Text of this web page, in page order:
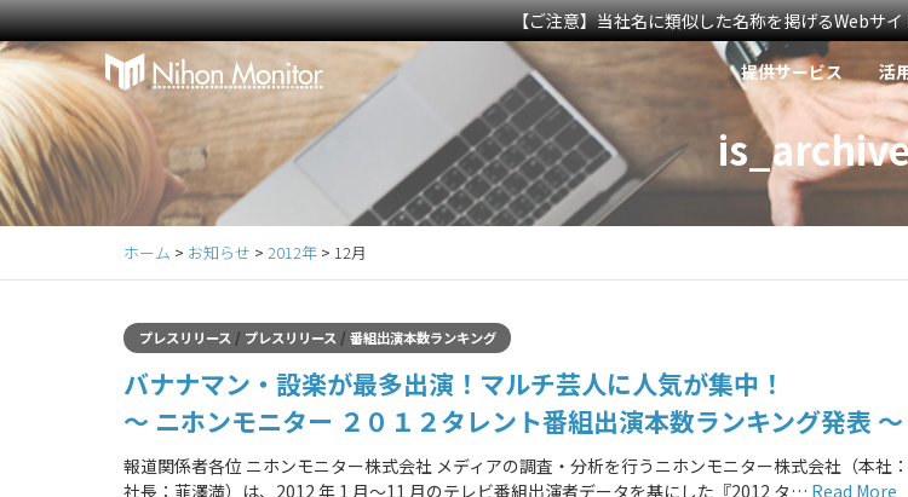
【ご注意】当社名に類似した名称を掲げるWebサ
Primary
Menu
S
i
p
t
o
c
提供サービス 活
ホーム > お知らせ > 2012年 > 12月
プレスリリース/ プレスリリース/ 番組出演本数ランキング
バナナマン・設楽が最多出演！マルチ芸人に人気が集中！
～ ニホンモニター ２０１２タレント番組出演本数ランキング発表 ～
報道関係者各位 ニホンモニター株式会社 メディアの調査・分析を行うニホンモニター株式会社（本社
社長：韮澤満）は、2012 年 1 月～11 月のテレビ番組出演者データを基にした『2012 タ… Read More